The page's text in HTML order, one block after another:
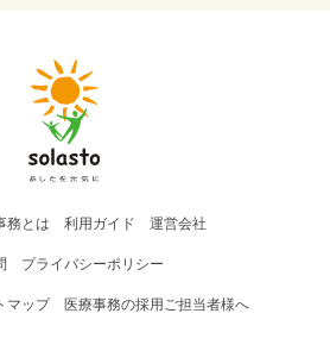
務 とは 利用ガイド 運営会社
プライバシーポリシー
マップ 医療事務の採用ご担当者様へ